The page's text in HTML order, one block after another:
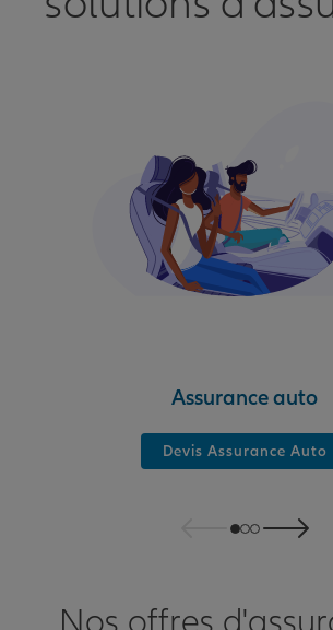
Assurance auto
Devis Assurance Auto